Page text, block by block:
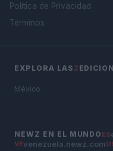
Política de Privacidad
Términos
EXPLORA LAS 2
México
NEWZ EN EL MUNDO ES
VEvenezuela.newz.com